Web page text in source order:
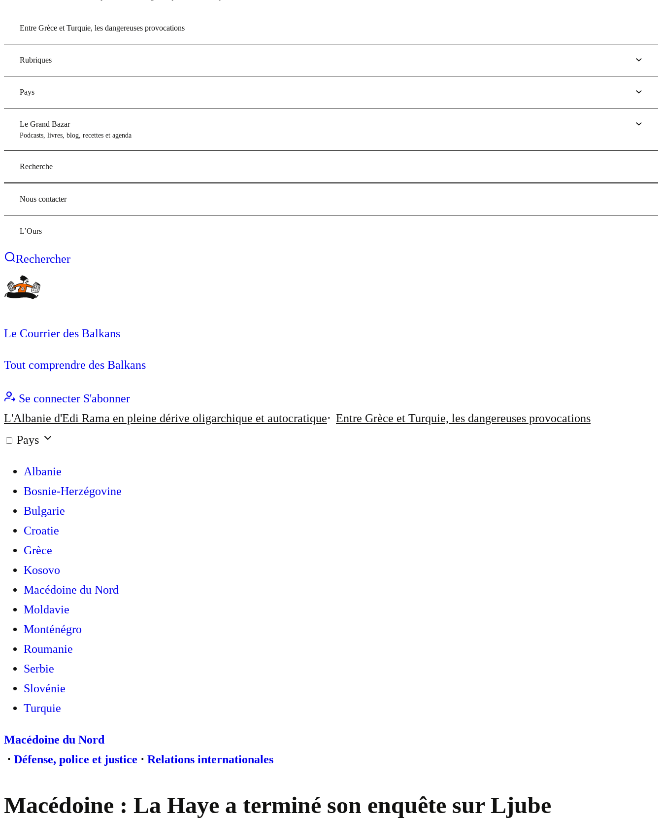
Entre Grèce et Turquie, les dangereuses provocations
Rubriques
Pays
Le Grand Bazar
Podcasts, livres, blog, recettes et agenda
Recherche
Nous contacter
L’Ours
Rechercher
Le Courrier des Balkans
Tout comprendre des Balkans
Se connecter S'abonner
L'Albanie d'Edi Rama en pleine dérive oligarchique et autocratique
Entre Grèce et Turquie, les dangereuses provocations
Pays
Albanie
Bosnie-Herzégovine
Bulgarie
Croatie
Grèce
Kosovo
Macédoine du Nord
Moldavie
Monténégro
Roumanie
Serbie
Slovénie
Turquie
Macédoine du Nord
⋅ Défense, police et justice ⋅ Relations internationales
Macédoine : La Haye a terminé son enquête sur Ljube